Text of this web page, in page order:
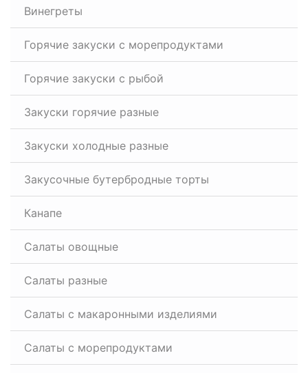
Винегреты
Горячие закуски с морепродуктами
Горячие закуски с рыбой
Закуски горячие разные
Закуски холодные разные
Закусочные бутербродные торты
Канапе
Салаты овощные
Салаты разные
Салаты с макаронными изделиями
Салаты с морепродуктами